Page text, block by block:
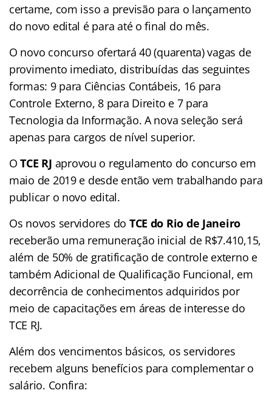
certame, com isso a previsão para o lançamento
do novo edital é para até o final do mês.
O novo concurso ofertará 40 (quarenta) vagas de
provimento imediato, distribuídas das seguintes
formas: 9 para Ciências Contábeis, 16 para
Controle Externo, 8 para Direito e 7 para
Tecnologia da Informação. A nova seleção será
apenas para cargos de nível superior.
OTCE RJ aprovou o regulamento do concurso em
maio de 2019 e desde então vem trabalhando para
publicar o novo edital.
Os novos servidores do TCE do Rio de Janeiro
receberão uma remuneração inicial de R$7.410,15,
além de 50% de gratificação de controle externo e
também Adicional de Qualificação Funcional, em
decorrência de conhecimentos adquiridos por
meio de capacitações em áreas de interesse do
TCE RJ.
Além dos vencimentos básicos, os servidores
recebem alguns benefícios para complementar o
salário. Confira: